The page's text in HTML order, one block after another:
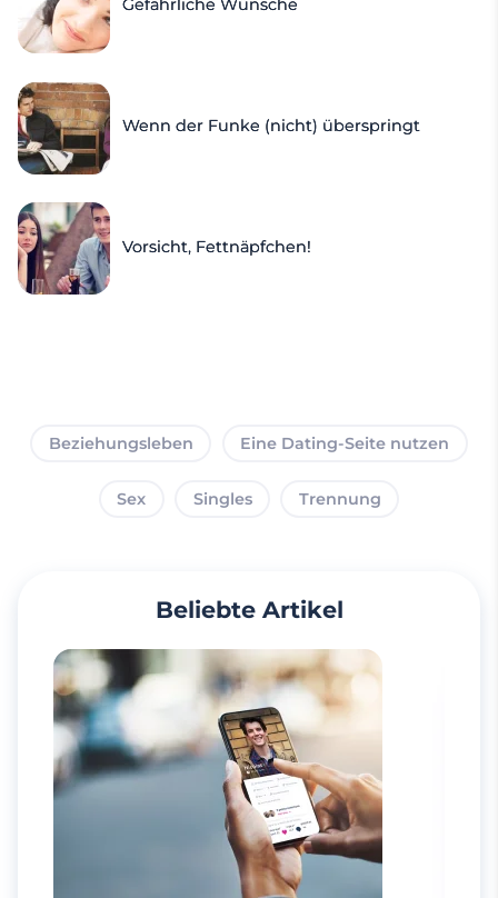
Gefährliche Wünsche
Wenn der Funke (nicht) überspringt
Vorsicht, Fettnäpfchen!
Beziehungsleben Eine Dating-Seite nutzen
Sex Singles Trennung
Beliebte Artikel